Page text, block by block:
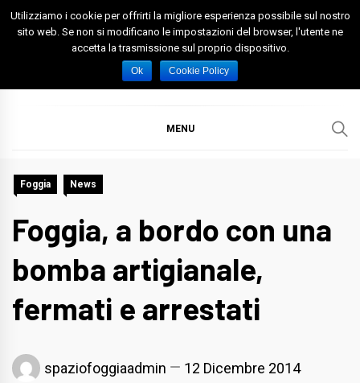
Skip
Spazio Foggia
Foggia News Calcio Eventi e Attività nella Capitanata
MENU
Foggia News
Foggia, a bordo con una
bomba artigianale,
fermati e arrestati
spaziofoggiaadmin 12 Dicembre 2014
Utilizziamo i cookie per offrirti la migliore esperienza possibile sul nostro
sito web. Se non si modificano le impostazioni del browser, l'utente ne
accetta la trasmissione sul proprio dispositivo.
Ok Cookie Policy